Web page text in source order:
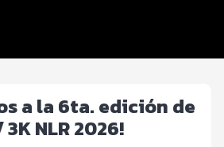
a la 6ta. edición de
3K NLR 2026!